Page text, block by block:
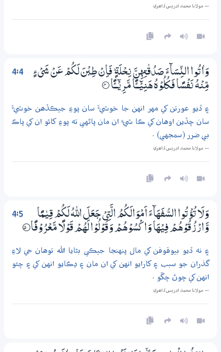
— مولانا محمد ادريس ڏاھري
4:4
وَاٰتُوا النِّسَاۗءَ صَدُقٰتِهِنَّ نِـحْلَةٍ ۭ فَاِنْ طِبْنَ لَكُمْ عَنْ شَيْءٍ
مِّنْهُ نَفْسًا فَكُلُوْهُ هَنِيْۗــــــًٔـا مَّرِيْۗـــــــًٔـا
4‏۝
۽ ڏيو عورتن کي مهر انهن جا خوشيءَ سان پوءِ جيڪڏهن خوشيءَ
سان ڇڏين اوهان کي ڪا شيءِ ان مان پاڻهي ته پوءِ کائو ان کي پاڪ
بي ضرر (سمجهي) .
— مولانا محمد ادريس ڏاھري
4:5
وَلَا تُؤْتُوا السُّفَھَاۗءَ اَمْوَالَكُمُ الَّتِىْ جَعَلَ اللّٰهُ لَكُمْ قِيٰـمًا
وَّارْزُقُوْھُمْ فِيْھَا وَاكْسُوْھُمْ وَقُوْلُوْا لَھُمْ قَوْلًا مَّعْرُوْفًا 5‏؁
۽ نه ڏيو بيوقوفن کي مال پنهنجا جيڪي بڻايا الله توهان جي لاءِ
گذران جو سبب ۽ کارايو انهن کي ان مان ۽ ڍڪايو انهن کي ۽ چئو
انهن کي چوڻ چڱو .
— مولانا محمد ادريس ڏاھري